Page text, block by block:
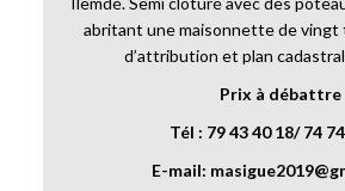
abritant une maisonnette de
d’attribution et plan
Prix à débattre
Tél : 79 43 40 18/ 74
E-mail: